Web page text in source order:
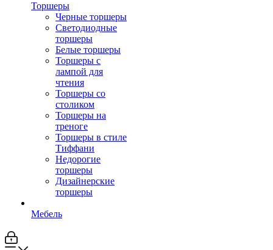
Торшеры
Черные торшеры
Светодиодные
торшеры
Белые торшеры
Торшеры с
лампой для
чтения
Торшеры со
столиком
Торшеры на
треноге
Торшеры в стиле
Тиффани
Недорогие
торшеры
Дизайнерские
торшеры
Мебель